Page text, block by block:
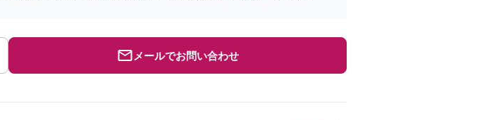
メールでお問い合わせ